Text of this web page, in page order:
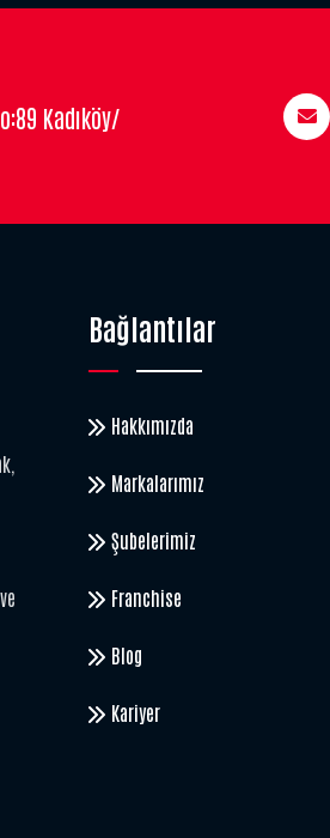
Kadıköy/
Bağlantılar
Hakkımızda
Markalarımız
Şubelerimiz
Franchise
Blog
Kariyer